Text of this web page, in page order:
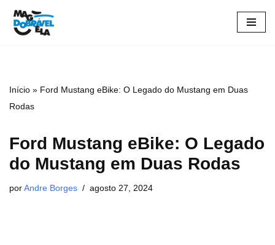
Pular
Início » Ford Mustang eBike: O Legado do Mustang em Duas
Rodas
Ford Mustang eBike: O Legado
do Mustang em Duas Rodas
porAndre Borges agosto 27, 2024